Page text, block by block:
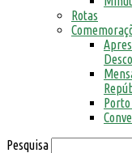
Rotas
Pesquisa